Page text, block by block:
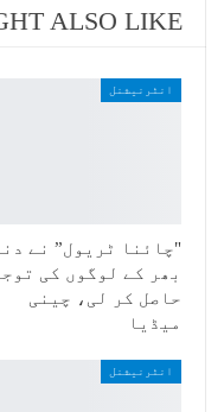
ALSO LIKE
انٹرنیشنل
"چائنا ٹریول” نے
بھر کے لوگوں کی توجہ
حاصل کر لی، چینی
میڈیا
انٹرنیشنل